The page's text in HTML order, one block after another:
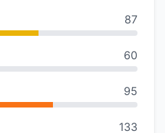
87
60
95
133